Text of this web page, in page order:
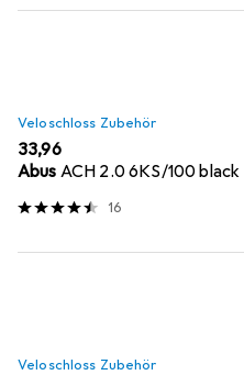
Veloschloss Zubehör
EUR
33,96
Abus ACH 2.0 6KS/100 black
16
Veloschloss Zubehör